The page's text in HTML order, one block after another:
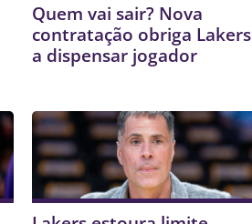
Quem vai sair? Nova
contratação obriga Lakers
a dispensar jogador